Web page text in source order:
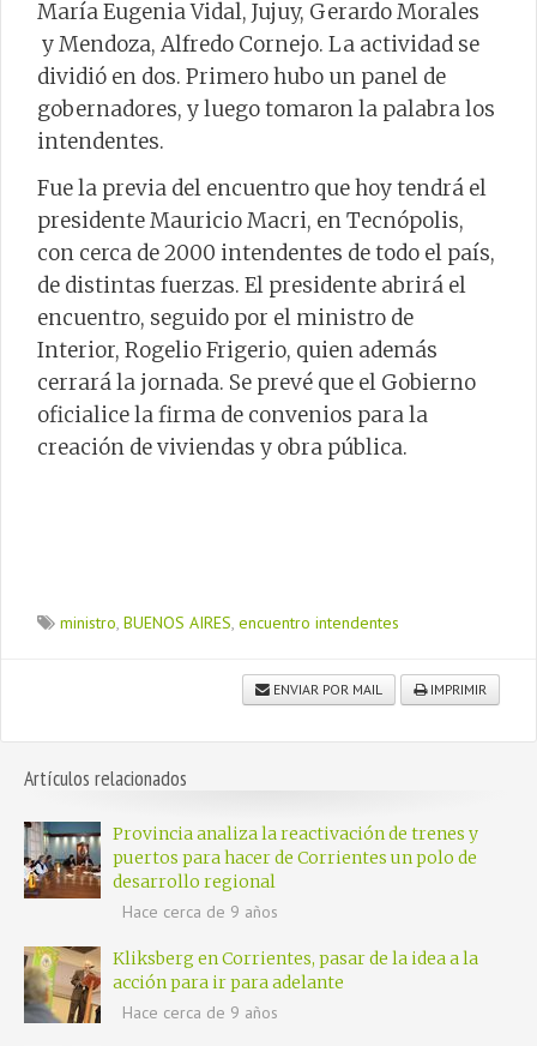
María Eugenia Vidal, Jujuy, Gerardo Morales
y Mendoza, Alfredo Cornejo. La actividad se
dividió en dos. Primero hubo un panel de
gobernadores, y luego tomaron la palabra los
intendentes.
Fue la previa del encuentro que hoy tendrá el
presidente Mauricio Macri, en Tecnópolis,
con cerca de 2000 intendentes de todo el país,
de distintas fuerzas. El presidente abrirá el
encuentro, seguido por el ministro de
Interior, Rogelio Frigerio, quien además
cerrará la jornada. Se prevé que el Gobierno
oficialice la firma de convenios para la
creación de viviendas y obra pública.
ministro, BUENOS AIRES, encuentro intendentes
ENVIAR POR MAIL IMPRIMIR
Artículos relacionados
Provincia analiza la reactivación de trenes y
puertos para hacer de Corrientes un polo de
desarrollo regional
Hace cerca de 9 años
Kliksberg en Corrientes, pasar de la idea a la
acción para ir para adelante
Hace cerca de 9 años